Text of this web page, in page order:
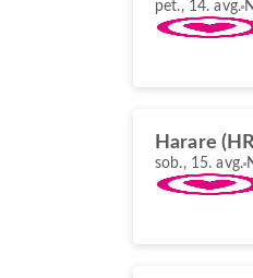
pet., 14. avg.
Harare
sob., 15. avg.